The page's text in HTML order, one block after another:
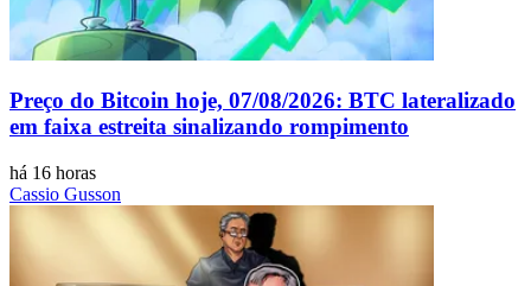
Preço do Bitcoin hoje, 07/08/2026: BTC lateralizado
em faixa estreita sinalizando rompimento
há 16 horas
Cassio Gusson